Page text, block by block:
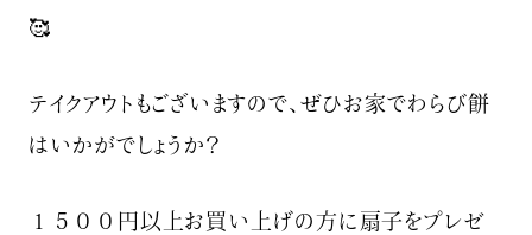
🥰
テイクアウトもございますので、ぜひお家でわらび餅
はいかがでしょうか？️
１５００円以上お買い上げの方に扇子をプレゼ